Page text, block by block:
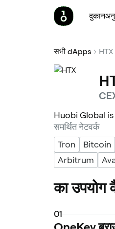
दुकान
सभी dApps HTX
Huobi Global
समर्थित नेटवर्क
Tron
Bitcoin
Arbitrum
का
01